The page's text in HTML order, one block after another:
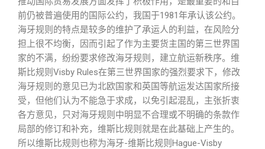
前仍被普遍使用的国际公约，我国于1981年承认该公约。
海牙规则的特点是较多的维护了承运人的利益，在风险分
担上很不均衡，因而引起了作为主要货主国的第三世界国
家的不满，纷纷要求修改海牙规则，建立航运新秩序。维
斯比规则Visby Rules在第三世界国家的强烈要求下，修改
海牙规则的意见已为北欧国家和英国等航运发达国家所接
受，但他们认为不能急于求成，以免引起混乱，主张折衷
各方意见，只对海牙规则中明显不合理或不明确的条款作
局部的修订和补充，维斯比规则就是在此基础上产生的。
所以维斯比规则也称为海牙-维斯比规则Hague-Visby